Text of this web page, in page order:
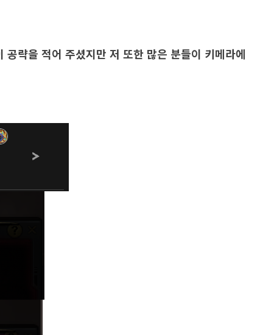
략을 적어 주셨지만 저 또한 많은 분들이 키메라에